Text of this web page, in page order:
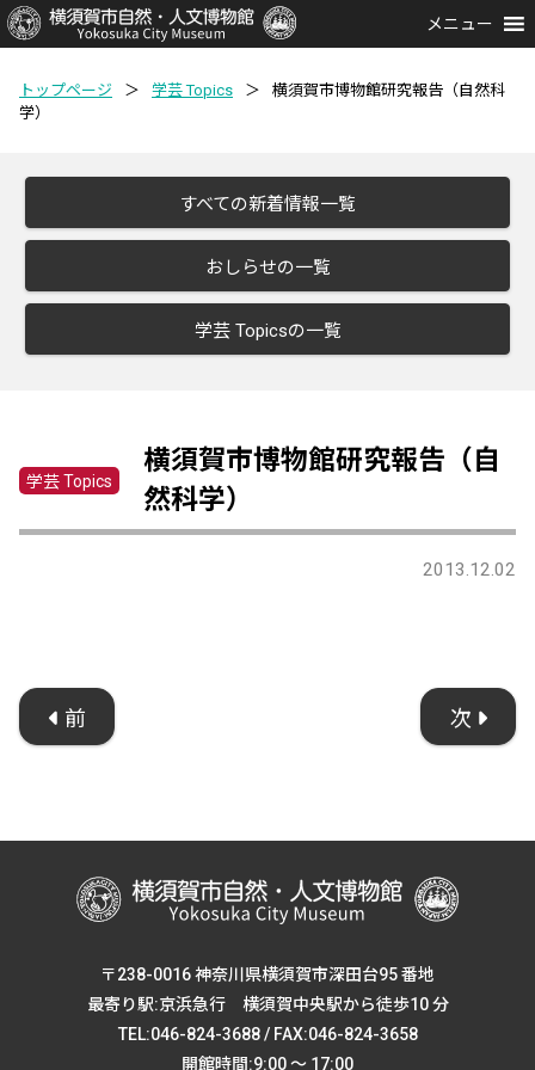
メニュー
トップページ ＞ 学芸 Topics ＞
横須賀市博物館研究報告（自然科
学）
すべての新着情報一覧
おしらせの一覧
学芸 Topicsの一覧
学芸 Topics
横須賀市博物館研究報告（自
然科学）
2013.12.02
前 次
〒238-0016 神奈川県横須賀市深田台95 番地
最寄り駅:京浜急行 横須賀中央駅から徒歩10 分
TEL:046-824-3688 / FAX:046-824-3658
開館時間:9:00 ～ 17:00